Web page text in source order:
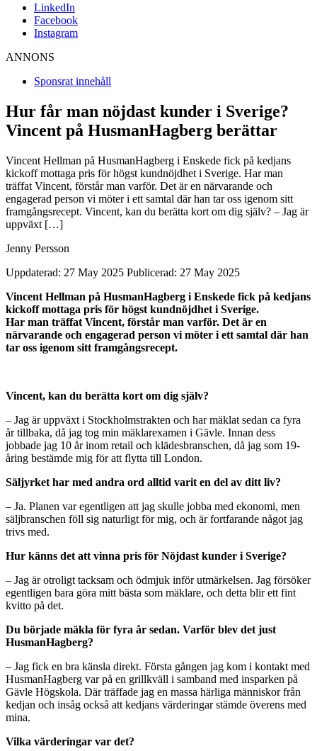
LinkedIn
Facebook
Instagram
ANNONS
Sponsrat innehåll
Hur får man nöjdast kunder i Sverige?
Vincent på HusmanHagberg berättar
Vincent Hellman på HusmanHagberg i Enskede fick på kedjans
kickoff mottaga pris för högst kundnöjdhet i Sverige. Har man
träffat Vincent, förstår man varför. Det är en närvarande och
engagerad person vi möter i ett samtal där han tar oss igenom sitt
framgångsrecept. Vincent, kan du berätta kort om dig själv? – Jag är
uppväxt […]
Jenny Persson
Uppdaterad: 27 May 2025 Publicerad: 27 May 2025
Vincent Hellman på HusmanHagberg i Enskede fick på kedjans
kickoff mottaga pris för högst kundnöjdhet i Sverige.
Har man träffat Vincent, förstår man varför. Det är en
närvarande och engagerad person vi möter i ett samtal där han
tar oss igenom sitt framgångsrecept.
Vincent, kan du berätta kort om dig själv?
– Jag är uppväxt i Stockholmstrakten och har mäklat sedan ca fyra
år tillbaka, då jag tog min mäklarexamen i Gävle. Innan dess
jobbade jag 10 år inom retail och klädesbranschen, då jag som 19-
åring bestämde mig för att flytta till London.
Säljyrket har med andra ord alltid varit en del av ditt liv?
– Ja. Planen var egentligen att jag skulle jobba med ekonomi, men
säljbranschen föll sig naturligt för mig, och är fortfarande något jag
trivs med.
Hur känns det att vinna pris för Nöjdast kunder i Sverige?
– Jag är otroligt tacksam och ödmjuk inför utmärkelsen. Jag försöker
egentligen bara göra mitt bästa som mäklare, och detta blir ett fint
kvitto på det.
Du började mäkla för fyra år sedan. Varför blev det just
HusmanHagberg?
– Jag fick en bra känsla direkt. Första gången jag kom i kontakt med
HusmanHagberg var på en grillkväll i samband med insparken på
Gävle Högskola. Där träffade jag en massa härliga människor från
kedjan och insåg också att kedjans värderingar stämde överens med
mina.
Vilka värderingar var det?